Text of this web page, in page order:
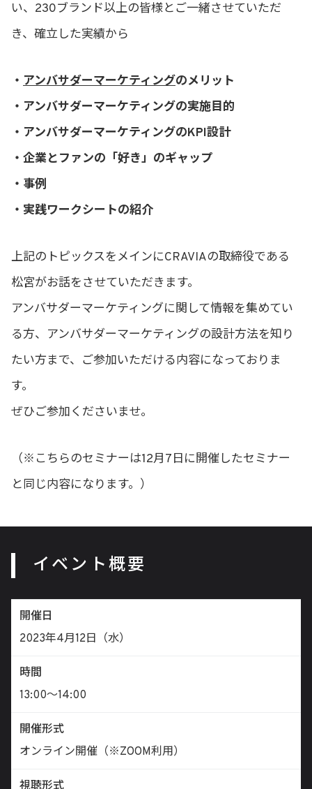
い、230ブランド以上の皆様とご一緒させていただ
き、確立した実績から
・ アンバサダーマーケティングのメリット
・アンバサダーマーケティングの実施目的
・アンバサダーマーケティングのKPI設計
・企業とファンの「好き」のギャップ
・事例
・実践ワークシートの紹介
上記のトピックスをメインにCRAVIAの取締役である
松宮がお話をさせていただきます。
アンバサダーマーケティングに関して情報を集めてい
る方、アンバサダーマーケティングの設計方法を知り
たい方まで、ご参加いただける内容になっておりま
す。
ぜひご参加くださいませ。
（※こちらのセミナーは12月7日に開催したセミナー
と同じ内容になります。）
イベント概要
開催日
2023年4月12日（水）
時間
13:00〜14:00
開催形式
オンライン開催（※ZOOM利用）